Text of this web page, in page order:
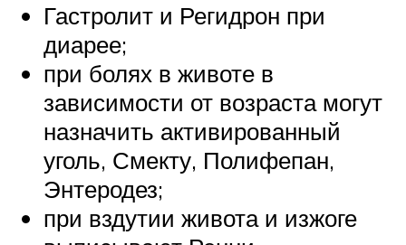
Гастролит и Регидрон при
диарее;
при болях в животе в
зависимости от возраста могут
назначить активированный
уголь, Смекту, Полифепан,
Энтеродез;
при вздутии живота и изжоге